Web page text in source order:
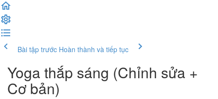
Bài tập trước Hoàn thành và tiếp tục
Yoga thắp sáng (Chỉnh sửa +
Cơ bản)